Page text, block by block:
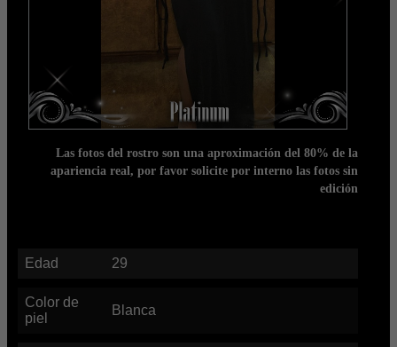
Las fotos del rostro son una aproximación del 80% de la
apariencia real, por favor solicite por interno las fotos sin
edición
Edad 29
Color de
piel
Blanca